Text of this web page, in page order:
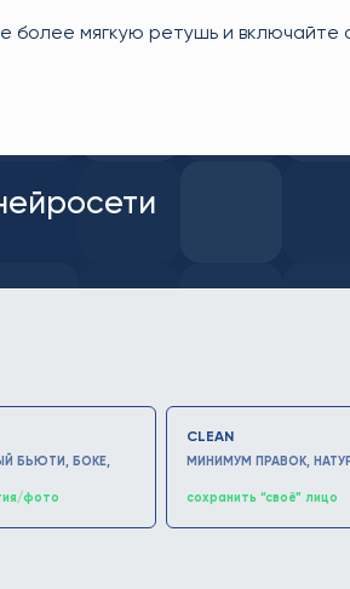
более мягкую ретушь и включайте
БЬЮТИ, БОКЕ,
фото
CLEAN
МИНИМУМ ПРАВОК,
сохранить “своё” лицо